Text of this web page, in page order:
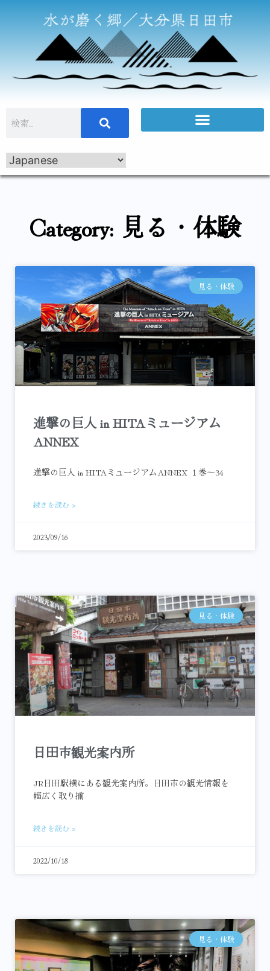
Category: 見る・体験
見る・体験
進撃の巨人 in HITAミュージアム
ANNEX
進撃の巨人 in HITAミュージアムANNEX １巻～34
続きを読む »
2023/09/16
見る・体験
日田市観光案内所
JR日田駅横にある観光案内所。日田市の観光情報を
幅広く取り揃
続きを読む »
2022/10/18
見る・体験